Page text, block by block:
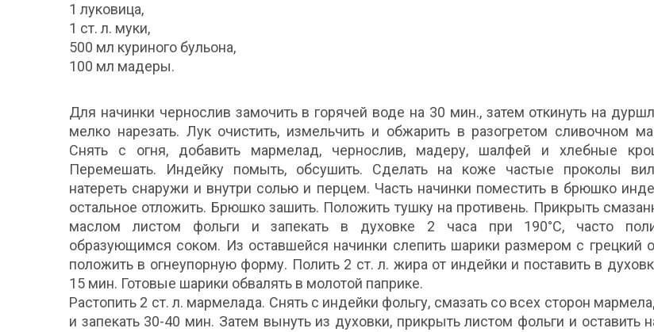
1 луковица,
1 ст. л. муки,
500 мл куриного бульона,
100 мл мадеры.
Для начинки чернослив замочить в горячей воде на 30 мин., затем откинуть на
мелко нарезать. Лук очистить, измельчить и обжарить в разогретом сливочном
Снять с огня, добавить мармелад, чернослив, мадеру, шалфей и хлебные
Перемешать. Индейку помыть, обсушить. Сделать на коже частые проколы
натереть снаружи и внутри солью и перцем. Часть начинки поместить в брюшко
остальное отложить. Брюшко зашить. Положить тушку на противень. Прикрыть
маслом листом фольги и запекать в духовке 2 часа при 190°С, часто
образующимся соком. Из оставшейся начинки слепить шарики размером с грецкий
положить в огнеупорную форму. Полить 2 ст. л. жира от индейки и поставить в
15 мин. Готовые шарики обвалять в молотой паприке.
Растопить 2 ст. л. мармелада. Снять с индейки фольгу, смазать со всех сторон
и запекать 30-40 мин. Затем вынуть из духовки, прикрыть листом фольги и оставить